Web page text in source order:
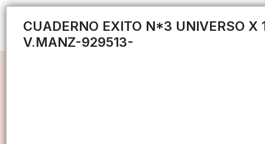
CUADERNO EXITO N*3 UNIVERSO X
V.MANZ-929513-